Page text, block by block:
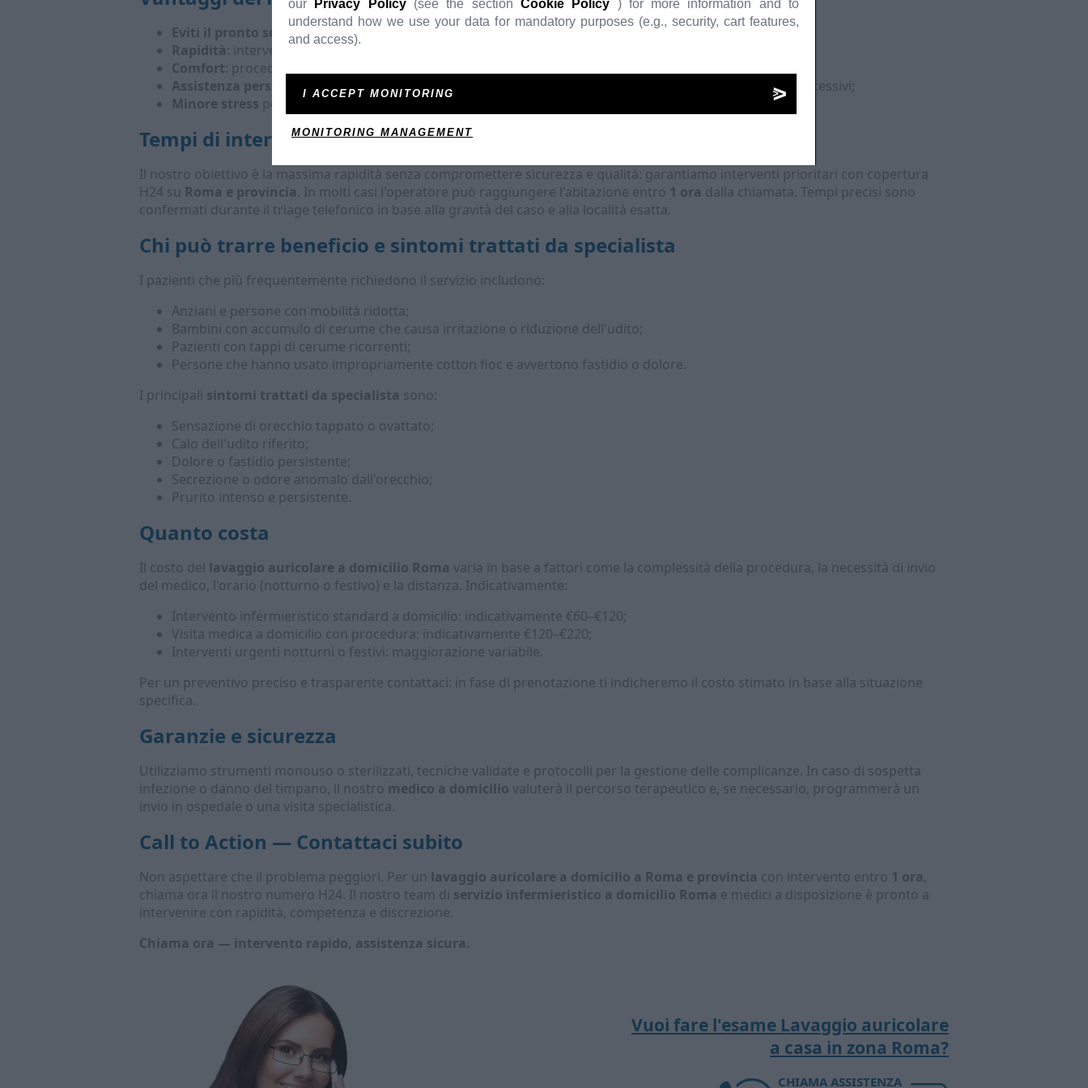
Eviti il pronto soccorso: riduci tempi di attesa e contatti in ambiente ospedaliero;
Rapidità: intervento pianificabile e spesso eseguibile entro 1 ora dall'allerta in tutta
Comfort: procedura eseguita nella comodità della tua abitazione, ideale per anziani e persone fragili;
Assistenza personalizzata: spiegazioni chiare, consigli post-trattamento e disponibilità per controlli successivi;
Minore stress per bambini o pazienti con ansia da ambienti sanitari.
Tempi di intervento
Il nostro obiettivo è la massima rapidità senza compromettere sicurezza e qualità: garantiamo interventi prioritari con copertura
H24 su Roma e provincia. In molti casi l'operatore può raggiungere l'abitazione entro 1 ora dalla chiamata. Tempi precisi sono
confermati durante il triage telefonico in base alla gravità del caso e alla località esatta.
Chi può trarre beneficio e sintomi trattati da specialista
I pazienti che più frequentemente richiedono il servizio includono:
Anziani e persone con mobilità ridotta;
Bambini con accumulo di cerume che causa irritazione o riduzione dell'udito;
Pazienti con tappi di cerume ricorrenti;
Persone che hanno usato impropriamente cotton fioc e avvertono fastidio o dolore.
I principali sintomi trattati da specialista sono:
Sensazione di orecchio tappato o ovattato;
Calo dell'udito riferito;
Dolore o fastidio persistente;
Secrezione o odore anomalo dall'orecchio;
Prurito intenso e persistente.
Quanto costa
Il costo del lavaggio auricolare a domicilio Roma varia in base a fattori come la complessità della procedura, la necessità di invio
del medico, l'orario (notturno o festivo) e la distanza. Indicativamente:
Intervento infermieristico standard a domicilio: indicativamente €60–€120;
Visita medica a domicilio con procedura: indicativamente €120–€220;
Interventi urgenti notturni o festivi: maggiorazione variabile.
Per un preventivo preciso e trasparente contattaci: in fase di prenotazione ti indicheremo il costo stimato in base alla situazione
specifica.
Garanzie e sicurezza
Utilizziamo strumenti monouso o sterilizzati, tecniche validate e protocolli per la gestione delle complicanze. In caso di sospetta
infezione o danno del timpano, il nostro medico a domicilio valuterà il percorso terapeutico e, se necessario, programmerà un
invio in ospedale o una visita specialistica.
Call to Action — Contattaci subito
Non aspettare che il problema peggiori. Per un lavaggio auricolare a domicilio a Roma e provincia con intervento entro 1 ora,
chiama ora il nostro numero H24. Il nostro team di servizio infermieristico a domicilio Roma e medici a disposizione è pronto a
intervenire con rapidità, competenza e discrezione.
Chiama ora — intervento rapido, assistenza sicura.
Vuoi fare l'esame Lavaggio auricolare
a casa in zona Roma?
CHIAMA ASSISTENZA
our
Privacy Policy (see the section Cookie Policy ) for more information and to
understand how we use your data for mandatory purposes (e.g., security, cart features,
and access).
I ACCEPT MONITORING
MONITORING MANAGEMENT